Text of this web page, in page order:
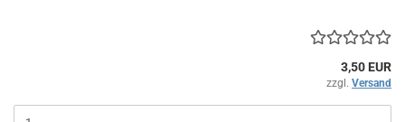
3,50 EUR
zzgl. Versand